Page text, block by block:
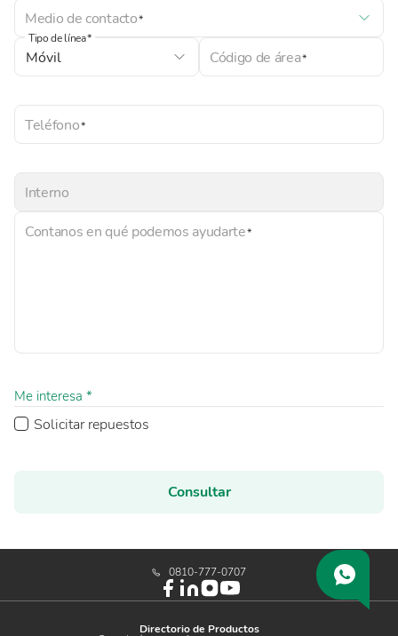
Medio de contacto
Tipo de línea
Código de área
Interno
Teléfono
Contanos en qué podemos ayudarte
Me interesa *
Solicitar repuestos
Consultar
0810-777-0707
Directorio de Productos